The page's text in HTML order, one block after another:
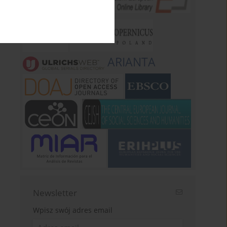
ARIANTA
Newsletter
Wpisz swój adres email